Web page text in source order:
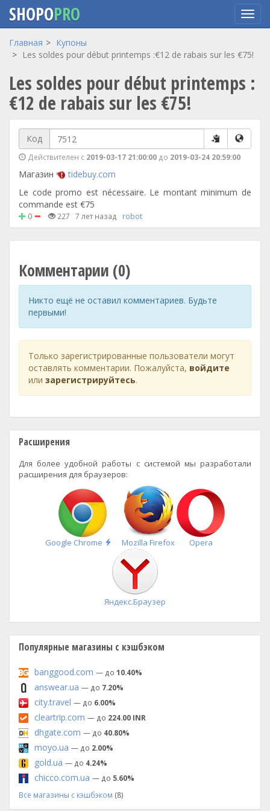
Перейти
содержанию
SHOPOPRO
Главная
Купоны
Les soldes pour début printemps :€12 de rabais sur les €75!
Les soldes pour début printemps :
€12 de rabais sur les €75!
Код
Действителен с 2019-03-17 21:00:00 до 2019-03-24 20:59:00
Магазин
tidebuy.com
Le code promo est nécessaire. Le montant minimum de
commande est €75
0 227 7 лет назад robot
Комментарии (0)
Никто ещё не оставил комментариев. Будьте
первыми!
Только зарегистрированные пользователи могут
оставлять комментарии. Пожалуйста, войдите
или зарегистрируйтесь.
Расширения
Для более удобной работы с системой мы разработали
расширения для браузеров:
Google Chrome
Быстрая
установка
Mozilla Firefox Opera
Яндекс.Браузер
Популярные магазины с кэшбэком
banggood.com — до 10.40%
answear.ua — до 7.20%
city.travel — до 6.00%
cleartrip.com — до 224.00 INR
dhgate.com — до 40.80%
moyo.ua — до 2.00%
gold.ua — до 4.24%
chicco.com.ua — до 5.60%
Все магазины с кэшбэком (8)